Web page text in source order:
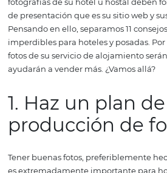
huéspedes es a través de la
visual, incluso la anterior antes
factores decisivos para la
opciones de hospitalidad
fotografías de su hotel u hostal
Pensando en ello, separamos 11
imperdibles para hoteles y
fotos de su servicio de